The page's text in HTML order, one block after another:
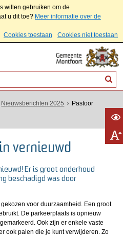
willen gebruiken om de
u dit toe? Meer informatie over de
Cookies toestaan
Cookies niet toestaan
Nieuwsberichten 2025
Pastoor
vernieuwd
Er is groot onderhoud
beschadigd was door
voor duurzaamheid. Een groot
De parkeerplaats is opnieuw
Ook zijn er enkele vaste
ook palen die je kunt verwijderen. Zo